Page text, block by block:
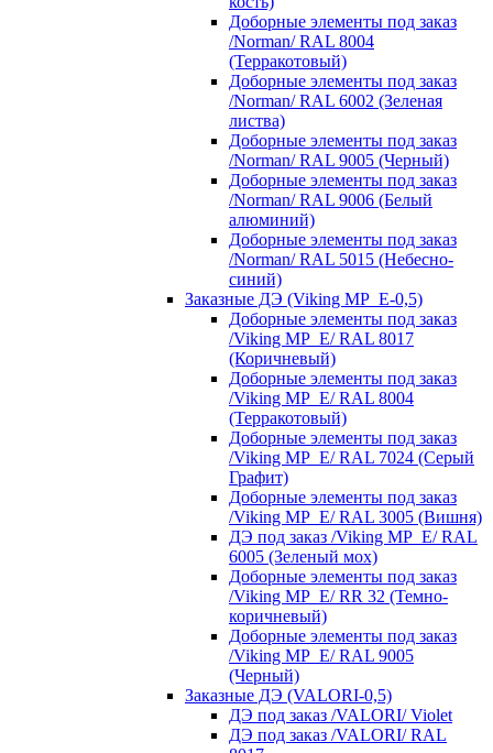
Доборные элементы под заказ
/Norman/ RAL 8004
(Терракотовый)
Доборные элементы под заказ
/Norman/ RAL 6002 (Зеленая
листва)
Доборные элементы под заказ
/Norman/ RAL 9005 (Черный)
Доборные элементы под заказ
/Norman/ RAL 9006 (Белый
алюминий)
Доборные элементы под заказ
/Norman/ RAL 5015 (Небесно-
синий)
Заказные ДЭ (Viking MP_E-0,5)
Доборные элементы под заказ
/Viking MP_E/ RAL 8017
(Коричневый)
Доборные элементы под заказ
/Viking MP_E/ RAL 8004
(Терракотовый)
Доборные элементы под заказ
/Viking MP_E/ RAL 7024 (Серый
Графит)
Доборные элементы под заказ
/Viking MP_E/ RAL 3005 (Вишня)
ДЭ под заказ /Viking MP_E/ RAL
6005 (Зеленый мох)
Доборные элементы под заказ
/Viking MP_E/ RR 32 (Темно-
коричневый)
Доборные элементы под заказ
/Viking MP_E/ RAL 9005
(Черный)
Заказные ДЭ (VALORI-0,5)
ДЭ под заказ /VALORI/ Violet
ДЭ под заказ /VALORI/ RAL